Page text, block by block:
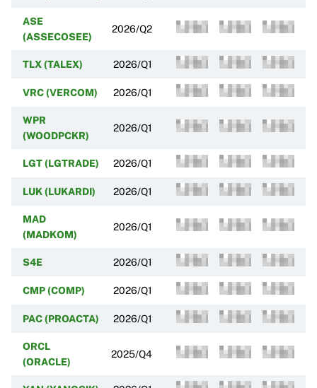
ASE
(ASSECOSEE)
2026/Q2
TLX (TALEX) 2026/Q1
VRC (VERCOM) 2026/Q1
WPR
(WOODPCKR)
2026/Q1
LGT (LGTRADE) 2026/Q1
LUK (LUKARDI) 2026/Q1
MAD
(MADKOM)
2026/Q1
S4E 2026/Q1
CMP (COMP) 2026/Q1
PAC (PROACTA) 2026/Q1
ORCL
(ORACLE)
2025/Q4